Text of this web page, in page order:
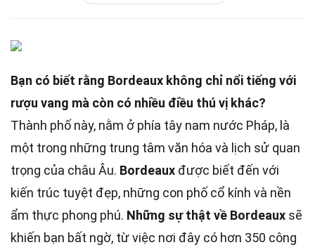
Bạn có biết rằng Bordeaux không chỉ nổi tiếng với
rượu vang mà còn có nhiều điều thú vị khác?
Thành phố này, nằm ở phía tây nam nước Pháp, là
một trong những trung tâm văn hóa và lịch sử quan
trọng của châu Âu. Bordeaux được biết đến với
kiến trúc tuyệt đẹp, những con phố cổ kính và nền
ẩm thực phong phú. Những sự thật về Bordeaux sẽ
khiến bạn bất ngờ, từ việc nơi đây có hơn 350 công